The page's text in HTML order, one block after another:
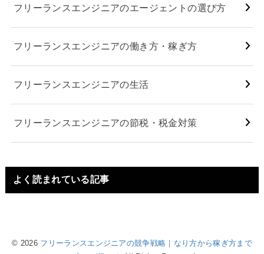
フリーランスエンジニアのエージェントの選び方
フリーランスエンジニアの働き方・稼ぎ方
フリーランスエンジニアの生活
フリーランスエンジニアの節税・税金対策
よく読まれている記事
© 2026 フリーランスエンジニアの競争戦略｜なり方から稼ぎ方まで